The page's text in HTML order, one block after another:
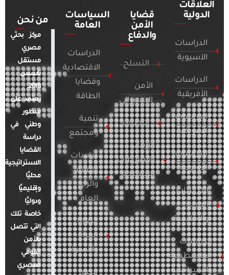
العلاقات
الدولية
الدراسات
الآسيوية
الدراسات
الأفريقية
الدراسات
الأمريكية
الدراسات
الأوروبية
الدراسات
العربية
والإقليمية
الدراسات
الفلسطينية
والإسرائيلية
قضايا
الأمن
والدفاع
التسلح
الأمن
السيبراني
التطرف
الإرهاب
والصراعات
المسلحة
السياسات
العامة
الدراسات
الاقتصادية
وقضايا
الطاقة
تنمية
ومجتمع
دراسات
الإعلام
والرأي
العام
قضايا
المرأة
والأسرة
مصر
من نحن
مركز بحثي
مصري
مستقل
تأسس
2018.
يعتمد على
منظور
وطني في
دراسة
القضايا
الاستراتيجية
محليًا
وإقليميًا
ودوليًا
خاصة تلك
التي تتصل
بالأمن
القومي
المصري